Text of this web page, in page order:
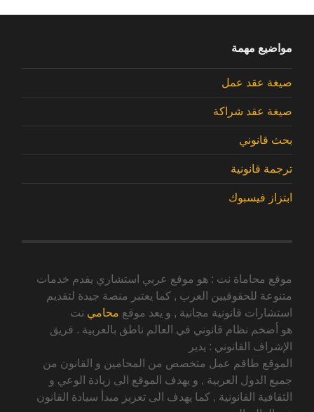
مواضيع مهمة
صيغة عقد عمل
صيغة عقد شراكة
بحث قانوني
ترجمة قانونية
ابتزاز فيسبوك
موقع محاماة نت : هو موقع عربي استشاري يقدم خدمات
متنوعة للحقوقيين العرب , كما يعتبر منصة جيدة لتقديم
استشارات قانونية مجانية , و يعد موقع محامي نت
هو أضخم نظام قانوني في العالم ناطق بالعربية . فريق
الإشراف القانوني : يدير
الموقع طاقم عمل متخصص من المحامين و القانون من
جميع الدول العربية , و يهدف الموقع الى زيادة الوعي و
الثقافية القانونية , كما يهدف الى تعزيز مبدأ سيادة القانون